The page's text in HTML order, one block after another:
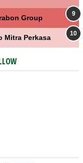
Group
Mitra Perkasa